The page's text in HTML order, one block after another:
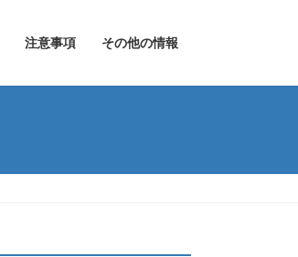
注意事項 その他の情報